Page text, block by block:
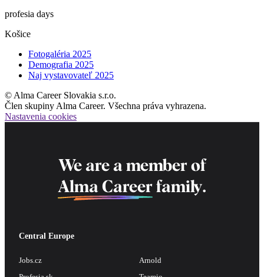
profesia days
Košice
Fotogaléria 2025
Demografia 2025
Naj vystavovateľ 2025
© Alma Career Slovakia s.r.o.
Člen skupiny Alma Career. Všechna práva vyhrazena.
Nastavenia cookies
We are a member of
Alma Career family.
Central Europe
Jobs.cz
Arnold